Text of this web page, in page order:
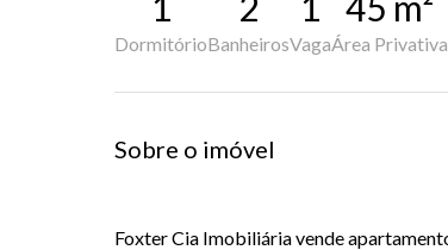
DormitórioBanheirosVagaÁrea Privativa
Sobre o imóvel
Foxter Cia Imobiliária vende